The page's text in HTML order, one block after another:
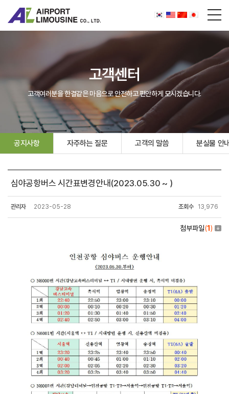
고객센터
고객여러분을 한결같은 마음으로 안전하고 편안하게 모시겠습니다.
공지사항 자주하는 질문 고객의 말씀 분실물 안
심야공항버스 시간표변경안내(2023.05.30 ~ )
관리자 2023-05-28 조회수 13,976
첨부파일(1 )